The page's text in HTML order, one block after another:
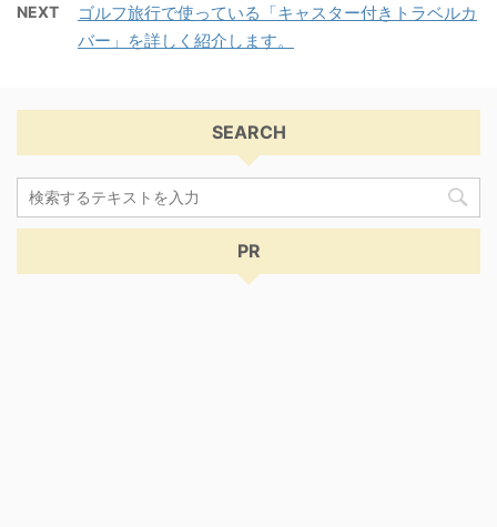
NEXT
ゴルフ旅行で使っている「キャスター付きトラベルカ
バー」を詳しく紹介します。
SEARCH
PR